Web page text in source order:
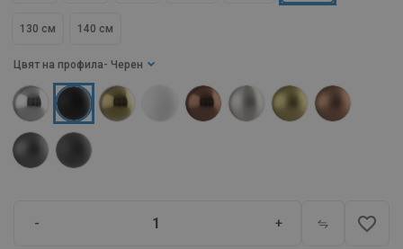
Цвят на профила - Черен
130 см 140 см
- + favorite_border